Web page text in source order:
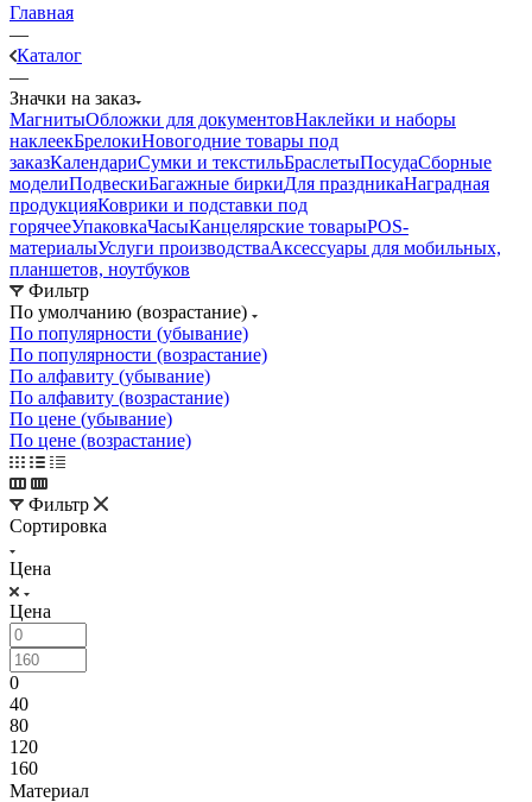
Главная
—
Каталог
—
Значки на заказ
МагнитыОбложки для документовНаклейки и наборы
наклеекБрелокиНовогодние товары под
заказКалендариСумки и текстильБраслетыПосудаСборные
моделиПодвескиБагажные биркиДля праздникаНаградная
продукцияКоврики и подставки под
горячееУпаковкаЧасыКанцелярские товарыPOS-
материалыУслуги производстваАксессуары для мобильных,
планшетов, ноутбуков
Фильтр
По умолчанию (возрастание)
По популярности (убывание)
По популярности (возрастание)
По алфавиту (убывание)
По алфавиту (возрастание)
По цене (убывание)
По цене (возрастание)
Фильтр
Сортировка
Цена
Цена
0
40
80
120
160
Материал